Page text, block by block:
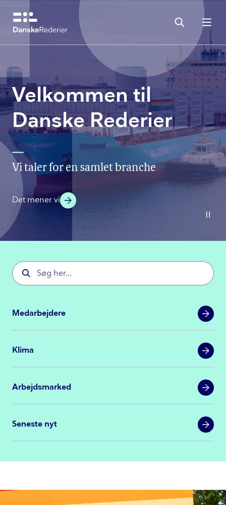
Gå
Velkommen til
Danske Rederier
—
Vi taler for en samlet branche
Det mener vi
Medarbejdere
Klima
Arbejdsmarked
Seneste nyt